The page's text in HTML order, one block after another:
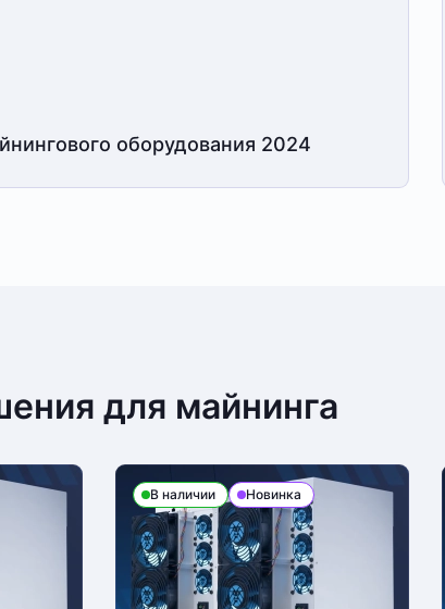
оборудования 2024
для майнинга
В наличии Новинка